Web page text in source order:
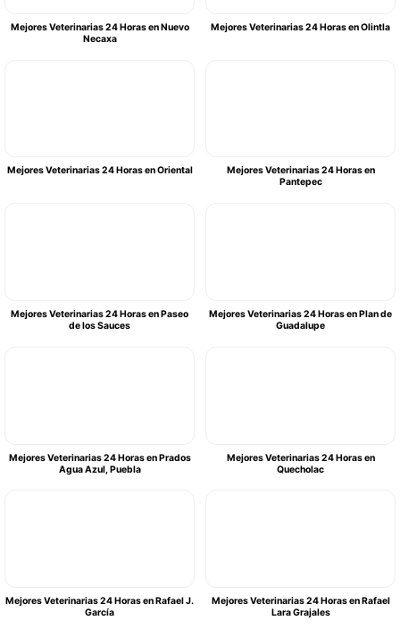
Mejores Veterinarias 24 Horas en Nuevo
Necaxa
Mejores Veterinarias 24 Horas en Olintla
Mejores Veterinarias 24 Horas en Oriental
Mejores Veterinarias 24 Horas en
Pantepec
Mejores Veterinarias 24 Horas en Paseo
de los Sauces
Mejores Veterinarias 24 Horas en Plan de
Guadalupe
Mejores Veterinarias 24 Horas en Prados
Agua Azul, Puebla
Mejores Veterinarias 24 Horas en
Quecholac
Mejores Veterinarias 24 Horas en Rafael J.
García
Mejores Veterinarias 24 Horas en Rafael
Lara Grajales